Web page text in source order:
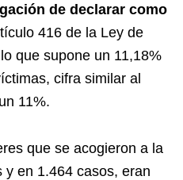
de declarar como
416 de la Ley de
que supone un 11,18%
cifra similar al
11%.
que se acogieron a la
en 1.464 casos, eran